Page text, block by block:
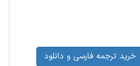
خرید ترجمه فارسی و دانلود